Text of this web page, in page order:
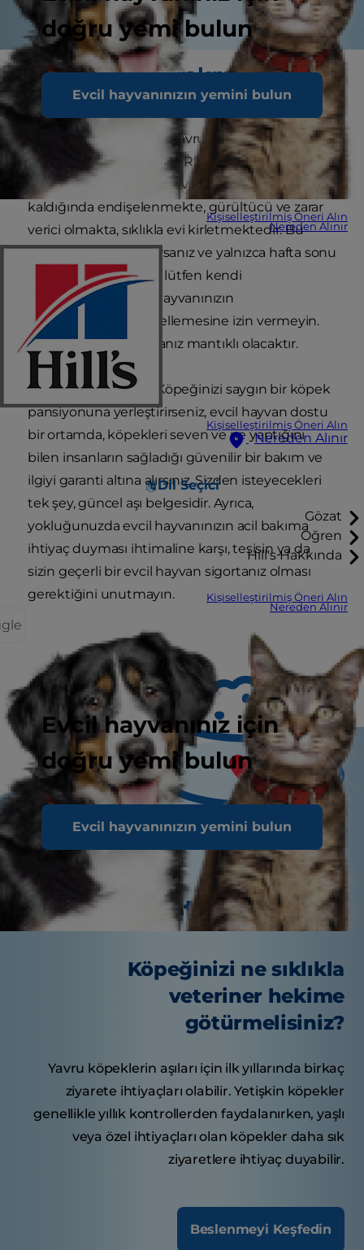
doğru yemi bulun
Evcil hayvanınızın yemini bulun
Kişiselleştirilmiş Öneri Alın
Nereden Alınır
Kişiselleştirilmiş Öneri Alın
Nereden Alınır
Dil Seçici
Gözat
Öğren
Hill's Hakkında
Kişiselleştirilmiş Öneri Alın
Nereden Alınır
Evcil hayvanınız için
doğru yemi bulun
Evcil hayvanınızın yemini bulun
Evde yalnız bırakmak bir
seçenek değildir
Süresi ne olursa olsun, yavru köpeğinizi asla
tek
başına bırakmamalısınız. RSPCA'ya göre, bir
milyondan fazla köpek evde tek başına
kaldığında endişelenmekte, gürültücü ve zarar
verici olmakta, sıklıkla evi kirletmektedir. Bu
nedenle tatile gidiyorsanız ve yalnızca hafta sonu
için dahi gidiyorsanız, lütfen kendi
hazırlıklarınızın evcil hayvanınızın
gereksinimlerini engellemesine izin vermeyin.
Önceden plan yapmanız mantıklı olacaktır.
Köpek pansiyonları:
Köpeğinizi saygın bir köpek
pansiyonuna yerleştirirseniz, evcil hayvan dostu
bir ortamda, köpekleri seven ve ne yaptığını
bilen insanların sağladığı güvenilir bir bakım ve
ilgiyi garanti altına alırsınız. Sizden isteyecekleri
tek şey, güncel aşı belgesidir. Ayrıca,
yokluğunuzda evcil hayvanınızın acil bakıma
ihtiyaç duyması ihtimaline karşı, tesisin ya da
sizin geçerli bir evcil hayvan sigortanız olması
gerektiğini unutmayın.
Lezzetli İpuçları
Köpeğinizi ne sıklıkla
veteriner hekime
götürmelisiniz?
Yavru köpeklerin aşıları için ilk yıllarında birkaç
ziyarete ihtiyaçları olabilir. Yetişkin köpekler
genellikle yıllık kontrollerden faydalanırken, yaşlı
veya özel ihtiyaçları olan köpekler daha sık
ziyaretlere ihtiyaç duyabilir.
Beslenmeyi Keşfedin